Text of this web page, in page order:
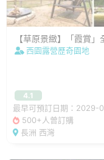
【草原景緻】「霞賞
西園露營歷奇園地
4.1
最早可預訂日期：2029-
500+人曾訂購
長洲 西灣